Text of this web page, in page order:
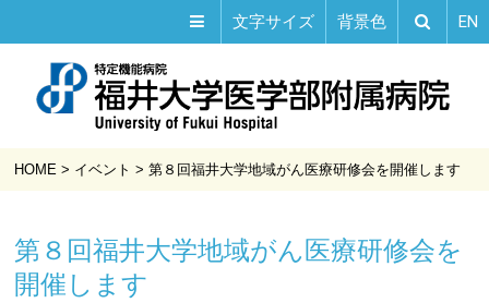
文字サイズ 背景色 EN
HOME > イベント >第８回福井大学地域がん医療研修会を開催します
第８回福井大学地域がん医療研修会を
開催します